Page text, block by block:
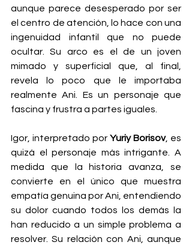
aunque parece desesperado por ser
el centro de atención, lo hace con una
ingenuidad infantil que no puede
ocultar. Su arco es el de un joven
mimado y superficial que, al final,
revela lo poco que le importaba
realmente Ani. Es un personaje que
fascina y frustra a partes iguales.
Igor, interpretado por Yuriy Borisov, es
quizá el personaje más intrigante. A
medida que la historia avanza, se
convierte en el único que muestra
empatía genuina por Ani, entendiendo
su dolor cuando todos los demás la
han reducido a un simple problema a
resolver. Su relación con Ani, aunque